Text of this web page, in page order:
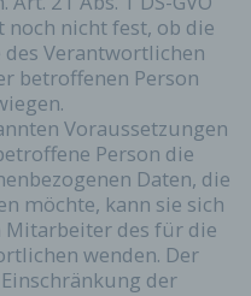
noch nicht fest, ob die
Verantwortlichen
betroffenen Person
Voraussetzungen
Person die
Daten, die
möchte, kann sie sich
Mitarbeiter des für die
wenden. Der
der
den Gravatar Service
Gravatar gleicht
– sofern Sie dort
Bild neben dem
nicht registriert sein,
ist, dass alle
automatisch auch
Details zu Gravatar: